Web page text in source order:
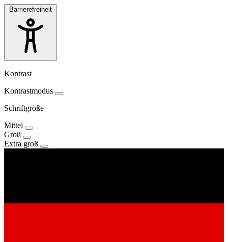
Barrierefreiheit
Kontrast
Kontrastmodus
Schriftgröße
Mittel
Groß
Extra groß